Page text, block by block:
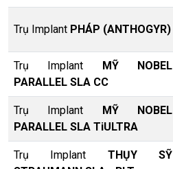
Trụ Implant PHÁP (ANTHOGYR)
Trụ Implant MỸ NOBEL
PARALLEL SLA CC
Trụ Implant MỸ NOBEL
PARALLEL SLA TiULTRA
Trụ Implant THỤY SỸ